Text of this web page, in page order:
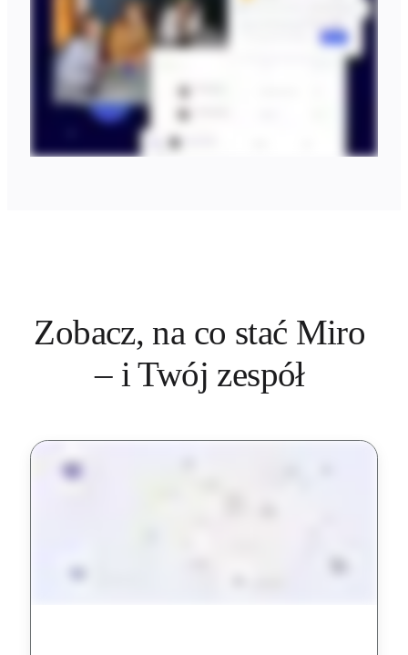
Zobacz, na co stać Miro